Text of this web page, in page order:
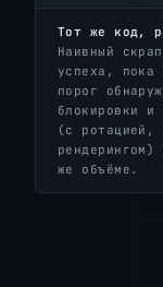
Тот же код,
Наивный
успеха, пока
порог
блокировки и
(с ротацией,
рендерингом)
же объёме.